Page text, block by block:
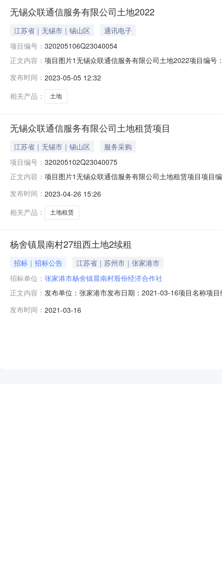
无锡众联通信服务有限公司土地2022
江苏省｜无锡市｜锡山区
通讯电子
项目编号： 320205106Q23040054
正文内容： 项目图片1无锡众联通信服务有限公司土地2022项目编
至：南至：西至：北至：使用权人：无锡众联通信服务
村民
发布时间： 2023-05-05 12:32
相关产品：
土地
无锡众联通信服务有限公司土地租赁项目
江苏省｜无锡市｜锡山区
服务采购
项目编号： 320205102Q23040075
正文内容： 项目图片1无锡众联通信服务有限公司土地租赁项目项目
交易面积：13.84平方米项目四至：东至：南至：西至：
代表
发布时间： 2023-04-26 15:26
相关产品：
土地租赁
杨舍镇晨南村27组西土地2续租
招标｜招标公告
江苏省｜苏州市｜张家港市
招标单位： 张家港市杨舍镇晨南村股份经济合作社
正文内容： 发布单位：张家港市发布日期：2021-03-16项目名称项
17033389流转面积（亩）0.02土地性质30四至（东至）
发布时间： 2021-03-16